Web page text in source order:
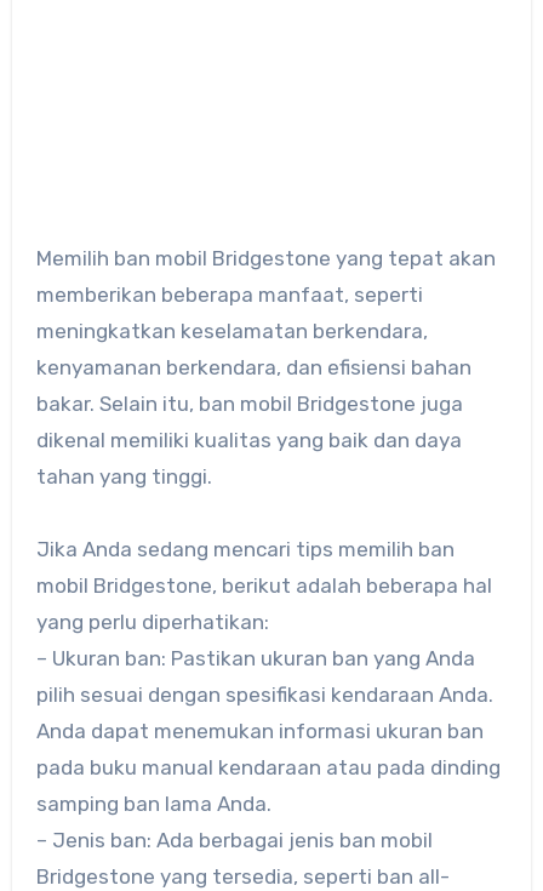
Memilih ban mobil Bridgestone yang tepat akan
memberikan beberapa manfaat, seperti
meningkatkan keselamatan berkendara,
kenyamanan berkendara, dan efisiensi bahan
bakar. Selain itu, ban mobil Bridgestone juga
dikenal memiliki kualitas yang baik dan daya
tahan yang tinggi.
Jika Anda sedang mencari tips memilih ban
mobil Bridgestone, berikut adalah beberapa hal
yang perlu diperhatikan:
– Ukuran ban: Pastikan ukuran ban yang Anda
pilih sesuai dengan spesifikasi kendaraan Anda.
Anda dapat menemukan informasi ukuran ban
pada buku manual kendaraan atau pada dinding
samping ban lama Anda.
– Jenis ban: Ada berbagai jenis ban mobil
Bridgestone yang tersedia, seperti ban all-